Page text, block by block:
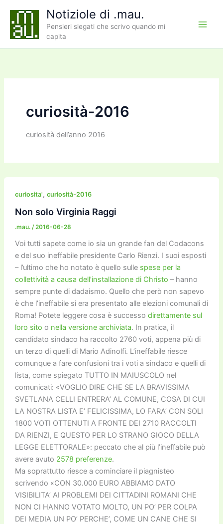
contenuto
Notiziole di .mau.
Pensieri slegati che scrivo quando mi
capita
curiosità-2016
curiosità dell’anno 2016
curiosita', curiosità-2016
Non solo Virginia Raggi
.mau. /2016-06-28
Voi tutti sapete come io sia un grande fan del Codacons
e del suo ineffabile presidente Carlo Rienzi. I suoi esposti
– l’ultimo che ho notato è quello sulle spese per la
collettività a causa dell’installazione di Christo – hanno
sempre punte di dadaismo. Quello che però non sapevo
è che l’ineffabile si era presentato alle elezioni comunali di
Roma! Potete leggere cosa è successo direttamente sul
loro sito o nella versione archiviata. In pratica, il
candidato sindaco ha raccolto 2760 voti, appena più di
un terzo di quelli di Mario Adinolfi. L’ineffabile riesce
comunque a fare confusioni tra i voti a sindaco e quelli di
lista, come spiegato TUTTO IN MAIUSCOLO nel
comunicati: «VOGLIO DIRE CHE SE LA BRAVISSIMA
SVETLANA CELLI ENTRERA’ AL COMUNE, COSA DI CUI
LA NOSTRA LISTA E’ FELICISSIMA, LO FARA’ CON SOLI
1800 VOTI OTTENUTI A FRONTE DEI 2710 RACCOLTI
DA RIENZI, E QUESTO PER LO STRANO GIOCO DELLA
LEGGE ELETTORALE»: peccato che al più l’ineffabile può
avere avuto 2578 preferenze.
Ma soprattutto riesce a cominciare il piagnisteo
scrivendo «CON 30.000 EURO ABBIAMO DATO
VISIBILITA’ AI PROBLEMI DEI CITTADINI ROMANI CHE
NON CI HANNO VOTATO MOLTO, UN PO’ PER COLPA
DEI MEDIA UN PO’ PERCHE’, COME UN CANE CHE SI